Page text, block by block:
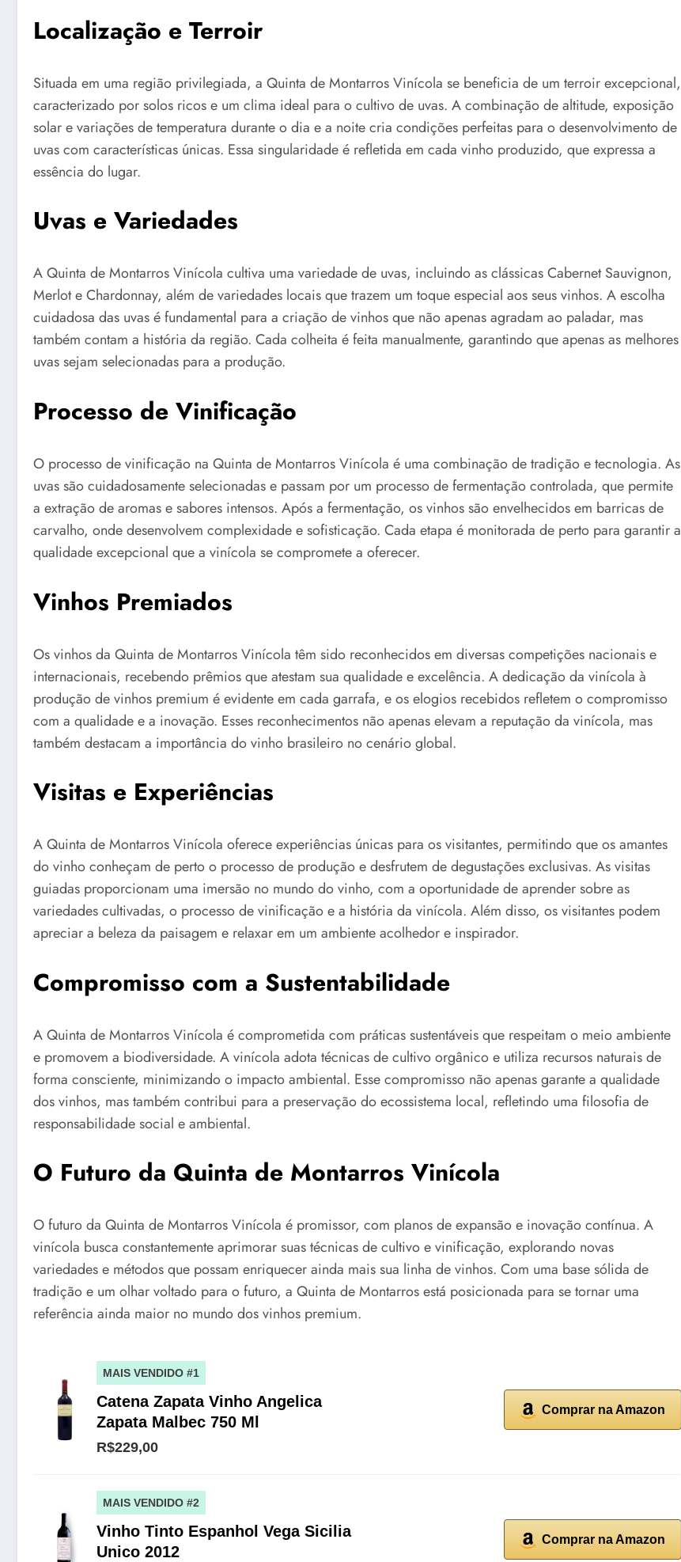
Localização e Terroir
Situada em uma região privilegiada, a Quinta de Montarros Vinícola se beneficia de um terroir excepcional,
caracterizado por solos ricos e um clima ideal para o cultivo de uvas. A combinação de altitude, exposição
solar e variações de temperatura durante o dia e a noite cria condições perfeitas para o desenvolvimento de
uvas com características únicas. Essa singularidade é refletida em cada vinho produzido, que expressa a
essência do lugar.
Uvas e Variedades
A Quinta de Montarros Vinícola cultiva uma variedade de uvas, incluindo as clássicas Cabernet Sauvignon,
Merlot e Chardonnay, além de variedades locais que trazem um toque especial aos seus vinhos. A escolha
cuidadosa das uvas é fundamental para a criação de vinhos que não apenas agradam ao paladar, mas
também contam a história da região. Cada colheita é feita manualmente, garantindo que apenas as melhores
uvas sejam selecionadas para a produção.
Processo de Vinificação
O processo de vinificação na Quinta de Montarros Vinícola é uma combinação de tradição e tecnologia. As
uvas são cuidadosamente selecionadas e passam por um processo de fermentação controlada, que permite
a extração de aromas e sabores intensos. Após a fermentação, os vinhos são envelhecidos em barricas de
carvalho, onde desenvolvem complexidade e sofisticação. Cada etapa é monitorada de perto para garantir a
qualidade excepcional que a vinícola se compromete a oferecer.
Vinhos Premiados
Os vinhos da Quinta de Montarros Vinícola têm sido reconhecidos em diversas competições nacionais e
internacionais, recebendo prêmios que atestam sua qualidade e excelência. A dedicação da vinícola à
produção de vinhos premium é evidente em cada garrafa, e os elogios recebidos refletem o compromisso
com a qualidade e a inovação. Esses reconhecimentos não apenas elevam a reputação da vinícola, mas
também destacam a importância do vinho brasileiro no cenário global.
Visitas e Experiências
A Quinta de Montarros Vinícola oferece experiências únicas para os visitantes, permitindo que os amantes
do vinho conheçam de perto o processo de produção e desfrutem de degustações exclusivas. As visitas
guiadas proporcionam uma imersão no mundo do vinho, com a oportunidade de aprender sobre as
variedades cultivadas, o processo de vinificação e a história da vinícola. Além disso, os visitantes podem
apreciar a beleza da paisagem e relaxar em um ambiente acolhedor e inspirador.
Compromisso com a Sustentabilidade
A Quinta de Montarros Vinícola é comprometida com práticas sustentáveis que respeitam o meio ambiente
e promovem a biodiversidade. A vinícola adota técnicas de cultivo orgânico e utiliza recursos naturais de
forma consciente, minimizando o impacto ambiental. Esse compromisso não apenas garante a qualidade
dos vinhos, mas também contribui para a preservação do ecossistema local, refletindo uma filosofia de
responsabilidade social e ambiental.
O Futuro da Quinta de Montarros Vinícola
O futuro da Quinta de Montarros Vinícola é promissor, com planos de expansão e inovação contínua. A
vinícola busca constantemente aprimorar suas técnicas de cultivo e vinificação, explorando novas
variedades e métodos que possam enriquecer ainda mais sua linha de vinhos. Com uma base sólida de
tradição e um olhar voltado para o futuro, a Quinta de Montarros está posicionada para se tornar uma
referência ainda maior no mundo dos vinhos premium.
MAIS VENDIDO #1
Catena Zapata Vinho Angelica
Zapata Malbec 750 Ml
R$229,00
Comprar na Amazon
MAIS VENDIDO #2
Vinho Tinto Espanhol Vega Sicilia
Unico 2012
Comprar na Amazon